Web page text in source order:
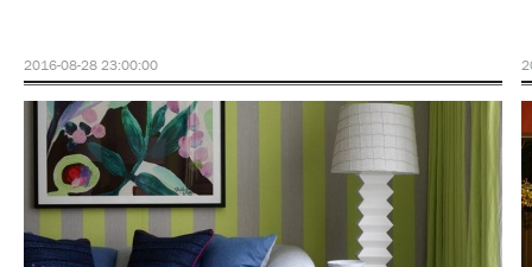
2016-08-28 23:00:00